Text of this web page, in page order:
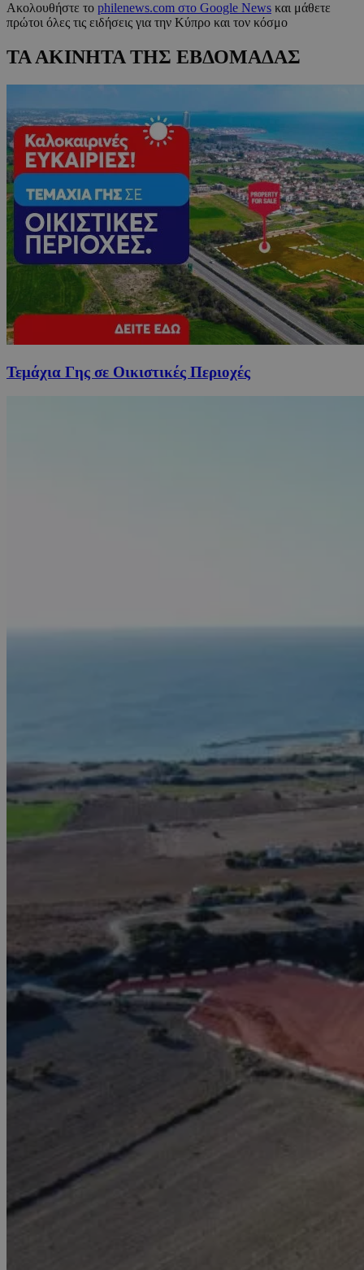
Ακολουθήστε το philenews.com στο Google News και μάθετε
πρώτοι όλες τις ειδήσεις για την Κύπρο και τον κόσμο
ΤΑ ΑΚΙΝΗΤΑ ΤΗΣ ΕΒΔΟΜΑΔΑΣ
Τεμάχια Γης σε Οικιστικές Περιοχές